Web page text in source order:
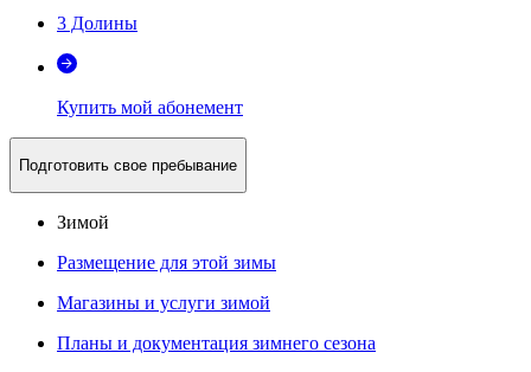
3 Долины
Купить мой абонемент
Подготовить свое пребывание
Зимой
Размещение для этой зимы
Магазины и услуги зимой
Планы и документация зимнего сезона